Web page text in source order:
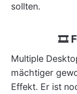
sollten.
🎞
Multiple
mächtiger
Effekt. Er ist